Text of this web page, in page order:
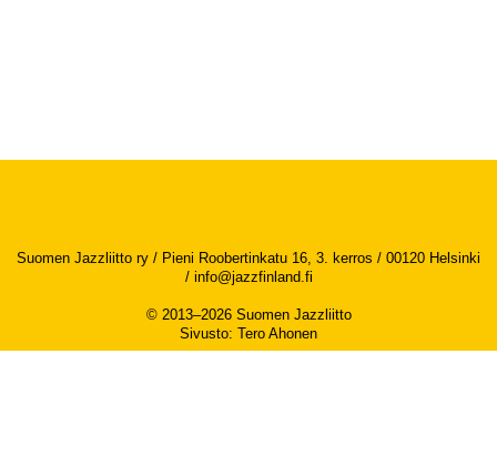
Suomen Jazzliitto ry / Pieni Roobertinkatu 16, 3. kerros / 00120 Helsinki
/ info@jazzfinland.fi
© 2013–2026 Suomen Jazzliitto
Sivusto: Tero Ahonen